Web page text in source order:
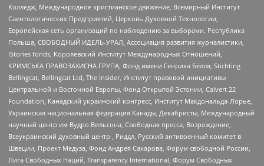
Колледж, Международное христианское движение, Всемирный Институт
Саентологических Предприятий, Церковь Духовной Технологии,
Европейская сеть организаций по наблюдению за выборами, Республика
Польша, СВОБОДНЫЙ ИДЕЛЬ-УРАЛ, Ассоциация развития журналистики,
IStories fonds, Королевский Институт Международных Отношений,
КРИМСЬКА ПРАВОЗАХИСНА ГРУПА, Фонд имени Генриха Бёлля, Stichting
Bellingcat, Bellingcat Ltd, The Insider, Институт правовой инициативы
Центральной и Восточной Европы, Фонд Открытой Эстонии, Calvert 22
Foundation, Канадский украинский конгресс, Институт Макдональда-Лорье,
Украинская национальная федерация Канады, Декабристы, Международный
научный центр им Вудро Вильсона, Свободная пресса, Возрождение,
Всеукраинский духовный центр , Риддл, Русский антивоенный комитет в
Швеции, Проект Медуза, Фонд Андрея Сахарова, Форум свободной России,
Лига Свободных Наций, Transparеncy International, Форум Свободных